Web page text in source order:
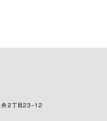
丁目２３−１２